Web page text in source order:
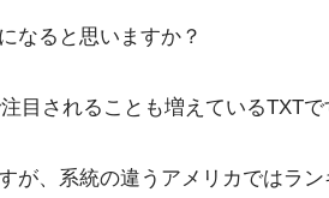
なると思いますか？
目されることも増えているTXTで
が、系統の違うアメリカではラ